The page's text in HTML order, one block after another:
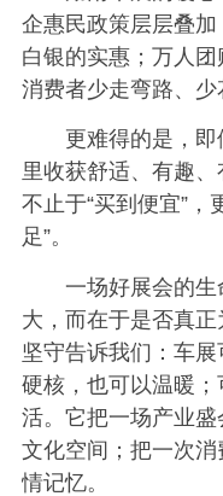
企惠民政策层层叠
白银的实惠；万人
消费者少走弯路、少
更难得的是，
里收获舒适、有趣
不止于“买到便宜”，
足”。
一场好展会的
大，而在于是否真
坚守告诉我们：车
硬核，也可以温暖
活。它把一场产业
文化空间；把一次
情记忆。